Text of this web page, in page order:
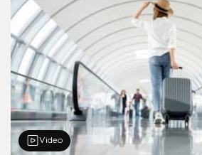
Video